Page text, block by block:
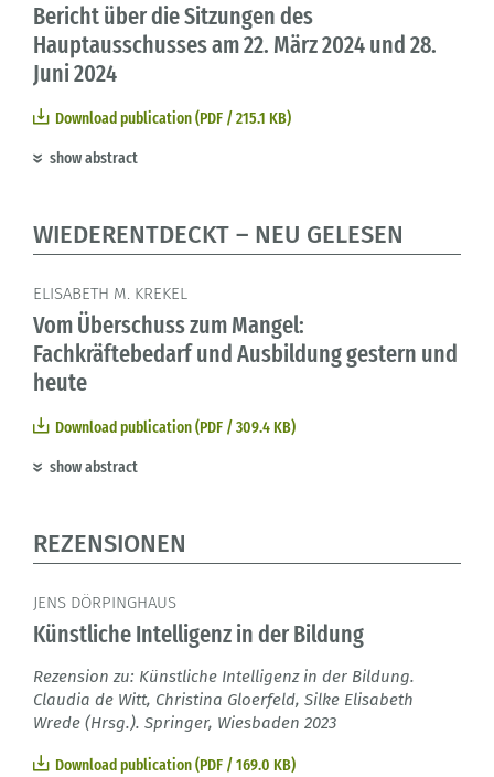
Bericht über die Sitzungen des
Hauptausschusses am 22. März 2024 und 28.
Juni 2024
Download publication (PDF / 215.1 KB)
show abstract
WIEDERENTDECKT – NEU GELESEN
ELISABETH M. KREKEL
Vom Überschuss zum Mangel:
Fachkräftebedarf und Ausbildung gestern und
heute
Download publication (PDF / 309.4 KB)
show abstract
REZENSIONEN
JENS DÖRPINGHAUS
Künstliche Intelligenz in der Bildung
Rezension zu: Künstliche Intelligenz in der Bildung.
Claudia de Witt, Christina Gloerfeld, Silke Elisabeth
Wrede (Hrsg.). Springer, Wiesbaden 2023
Download publication (PDF / 169.0 KB)